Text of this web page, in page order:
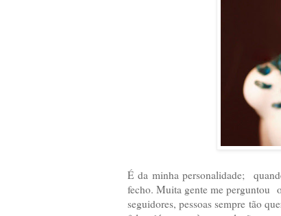
É da minha personalidade;
fecho. Muita gente me perguntou
seguidores, pessoas sempre tão